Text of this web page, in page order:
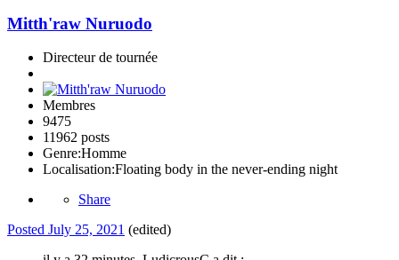
Mitth'raw Nuruodo
Directeur de tournée
Membres
9475
11962 posts
Genre:Homme
Localisation:Floating body in the never-ending night
Share
Posted July 25, 2021 (edited)